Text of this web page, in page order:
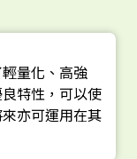
量化、高強
特性，可以使
亦可運用在其